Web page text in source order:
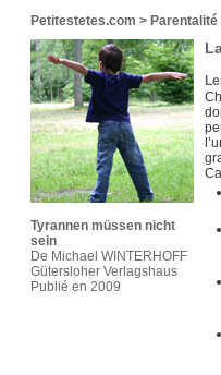
Petitestetes.com > Parentalité
Tyrannen müssen nicht
sein
De Michael WINTERHOFF
Gütersloher Verlagshaus
Publié en 2009